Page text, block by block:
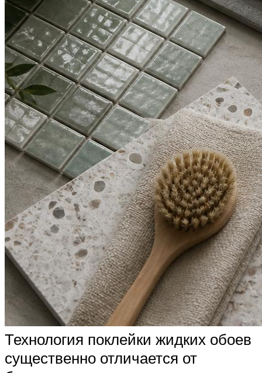
Технология поклейки жидких обоев
существенно отличается от